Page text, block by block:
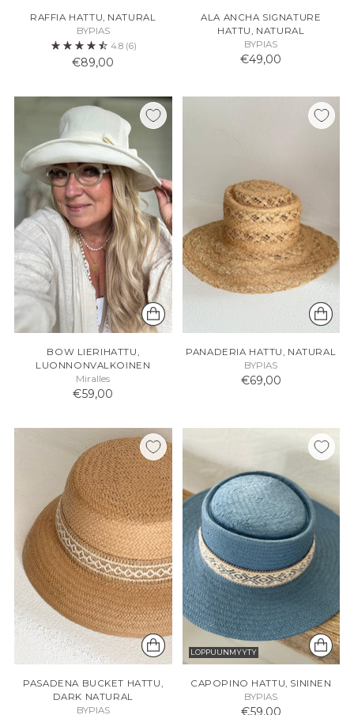
RAFFIA HATTU, NATURAL
BYPIAS
4.8 (6)
€89,00
ALA ANCHA SIGNATURE
HATTU, NATURAL
BYPIAS
€49,00
BOW LIERIHATTU,
LUONNONVALKOINEN
Miralles
€59,00
PANADERIA HATTU, NATURAL
BYPIAS
€69,00
PASADENA BUCKET HATTU,
DARK NATURAL
BYPIAS
LOPPUUNMYYTY
CAPOPINO HATTU, SININEN
BYPIAS
€59,00